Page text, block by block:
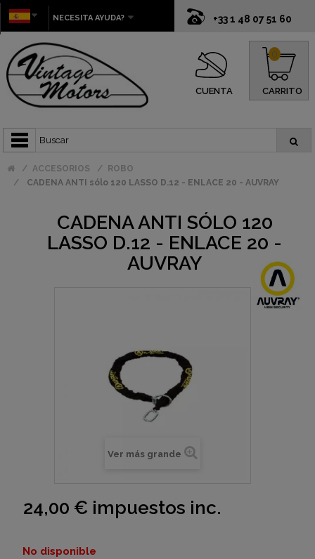
+33 1 48 07 51 60
NECESITA AYUDA?
CUENTA CARRITO
0
ACCESORIOS
ROBO
CADENA ANTI sólo 120 LASSO D.12 - ENLACE 20 - AUVRAY
CADENA ANTI SÓLO 120
LASSO D.12 - ENLACE 20 -
AUVRAY
Ver más grande
24,00 € impuestos inc.
No disponible